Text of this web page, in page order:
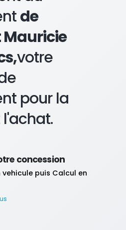
de
votre
pourla
concession
vehicule puis Calcul en